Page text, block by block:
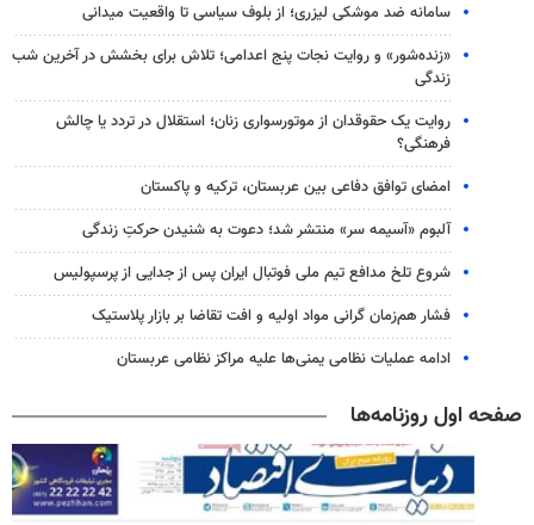
سامانه ضد موشکی لیزری؛ از بلوف سیاسی تا واقعیت میدانی
«زنده‌شور» و روایت نجات پنج اعدامی؛ تلاش برای بخشش در آخرین شب
زندگی
روایت یک حقوقدان از موتورسواری زنان؛ استقلال در تردد یا چالش
فرهنگی؟
امضای توافق دفاعی بین عربستان، ترکیه و پاکستان
آلبوم «آسیمه سر» منتشر شد؛ دعوت به شنیدن حرکتِ زندگی
شروع تلخ مدافع تیم ملی فوتبال ایران پس از جدایی از پرسپولیس
فشار هم‌زمان گرانی مواد اولیه و افت تقاضا بر بازار پلاستیک
ادامه عملیات نظامی یمنی‌ها علیه مراکز نظامی عربستان
صفحه اول روزنامه‌ها